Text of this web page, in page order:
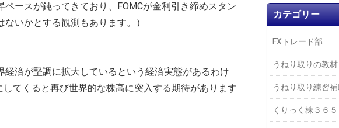
ペースが鈍ってきており、FOMCが金利引き締めスタン
いかとする観測もあります。）
済が堅調に拡大しているという経済実態があるわけ
てくると再び世界的な株高に突入する期待があります
カテゴリー
FXトレード部
うねり取りの教材
うねり取り練習
くりっく株３６５